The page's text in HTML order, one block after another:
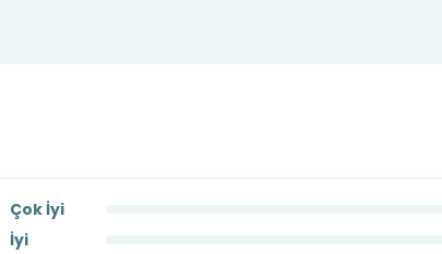
Çok İyi
İyi